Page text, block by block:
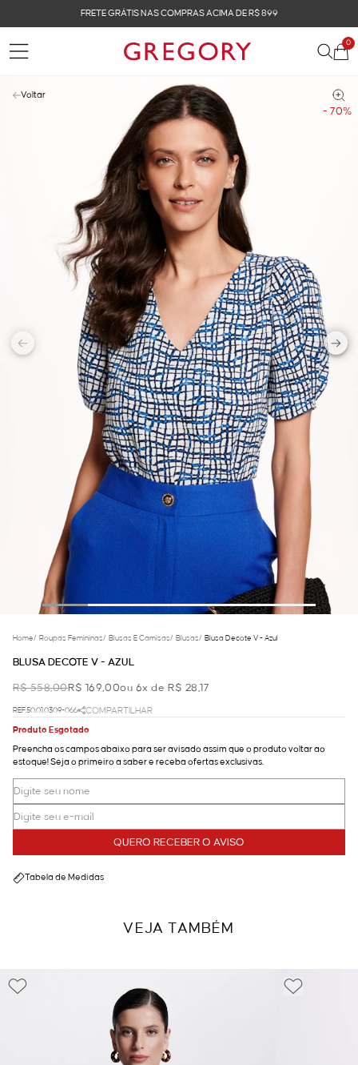
FRETE GRÁTIS NAS COMPRAS ACIMA DE R$ 899
0
- 70%
Voltar
Home/ Roupas Femininas/ Blusas E Camisas/ Blusas/ Blusa Decote V - Azul
BLUSA DECOTE V - AZUL
R$ 558,00R$ 169,00ou 6x de R$ 28,17
REF.50.01.0309-066
COMPARTILHAR
Produto Esgotado
Preencha os campos abaixo para ser avisado assim que o produto voltar ao
estoque! Seja o primeiro a saber e receba ofertas exclusivas.
QUERO RECEBER O AVISO
Tabela de Medidas
VEJA TAMBÉM